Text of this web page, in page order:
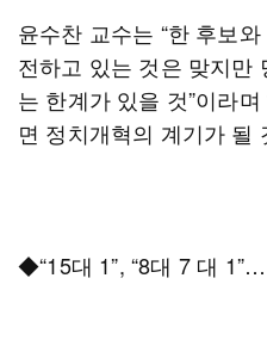
윤수찬 교수는 “한 후보
전하고 있는 것은 맞지만
는 한계가 있을 것”이라
면 정치개혁의 계기가 될
◆“15대 1”, “8대 7 대